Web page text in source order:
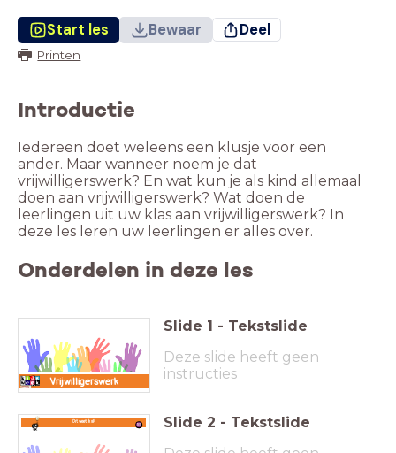
Start les Bewaar Deel
Printen
Introductie
Iedereen doet weleens een klusje voor een
ander. Maar wanneer noem je dat
vrijwilligerswerk? En wat kun je als kind allemaal
doen aan vrijwilligerswerk? Wat doen de
leerlingen uit uw klas aan vrijwilligerswerk? In
deze les leren uw leerlingen er alles over.
Onderdelen in deze les
Vrijwilligerswerk
Slide 1 - Tekstslide
Deze slide heeft geen
instructies
.
Dit weet ik al! Slide 2 - Tekstslide